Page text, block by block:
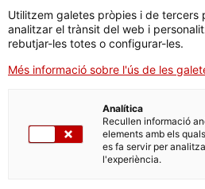
empreses istartups
Quirze del Vallès que confia que
que ens permet créixer i guanyar
consum com nosaltres",
que han mantingut amb
italiana amb més de
"Volem estar al cas
productiu
", explicaRoberto
italiana.
Utilitzem galetes pròpies i de tercers
analitzar el trànsit del web i
rebutjar-les totes o configurar-les.
Més informació sobre l'ús de les
Analítica
Recullen informació
elements amb els
es fa servir per
l'experiència.